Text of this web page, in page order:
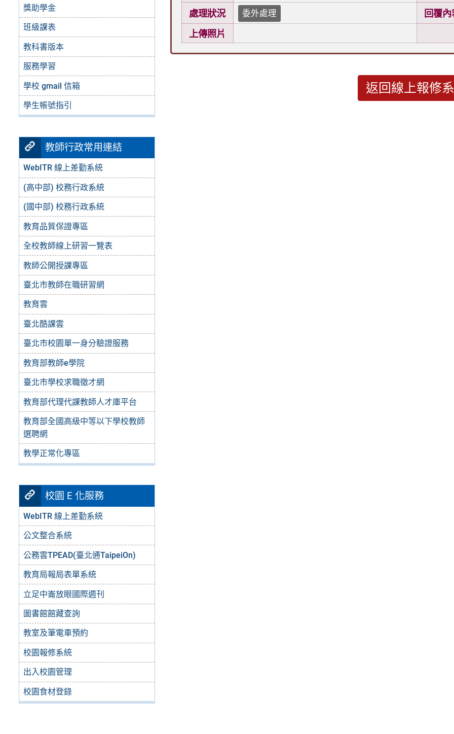
獎助學金
班級課表
教科書版本
服務學習
學校 gmail 信箱
學生帳號指引
教師行政常用連結
WebITR 線上差勤系統
(高中部) 校務行政系統
(國中部) 校務行政系統
教育品質保證專區
全校教師線上研習一覽表
教師公開授課專區
臺北市教師在職研習網
教育雲
臺北酷課雲
臺北市校園單一身分驗證服務
教育部教師e學院
臺北市學校求職徵才網
教育部代理代課教師人才庫平台
教育部全國高級中等以下學校教師
選聘網
教學正常化專區
校園 E 化服務
WebITR 線上差勤系統
公文整合系統
公務雲TPEAD(臺北通TaipeiOn)
教育局報局表單系統
立足中崙放眼國際週刊
圖書館館藏查詢
教室及筆電車預約
校園報修系統
出入校園管理
校園食材登錄
處理狀況
委外處理
回覆內
上傳照片
返回線上報修